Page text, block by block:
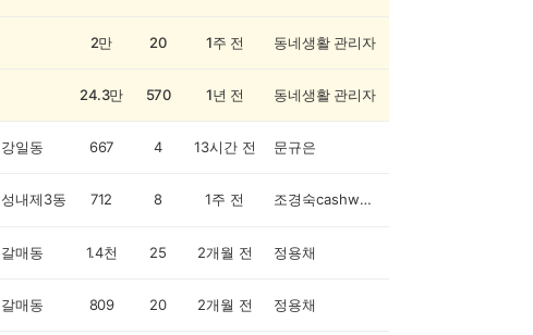
2만 20 1주 전 동네생활 관리자
24.3만 570 1년 전 동네생활 관리자
강일동 667 4 13시간 전 문규은
성내제3동 712 8 1주 전 조경숙cashwalker
갈매동 1.4천 25 2개월 전 정용채
갈매동 809 20 2개월 전 정용채